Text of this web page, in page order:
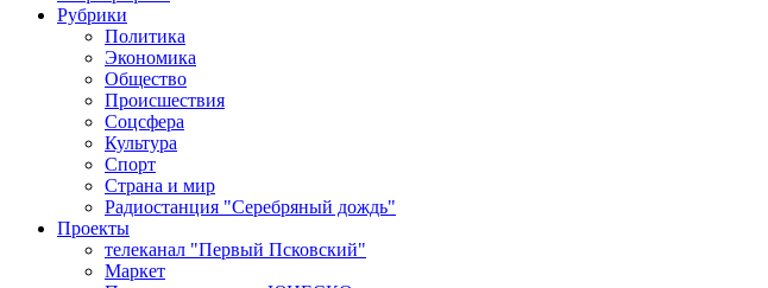
Рубрики
Политика
Экономика
Общество
Происшествия
Соцсфера
Культура
Спорт
Страна и мир
Радиостанция "Серебряный дождь"
Проекты
телеканал "Первый Псковский"
Маркет